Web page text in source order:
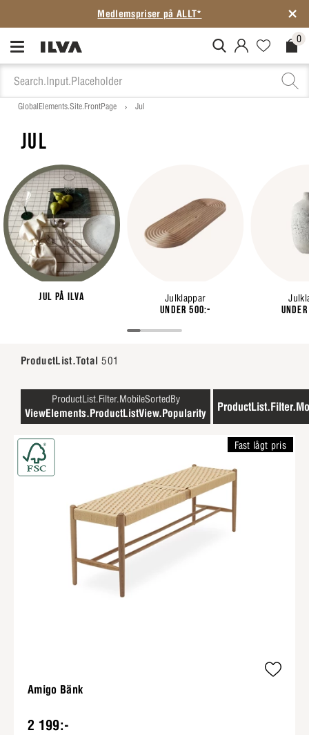
SISTA CHANSEN: Rean slutar på söndag
MitIlva.Login 0
GlobalElements.Site.FrontPage Jul
JUL
Jul på ILVA Julklappar
under 500:-
ProductList.Total 501
ProductList.Filter.MobileSortedBy
ViewElements.ProductListView.Popularity
Amigo Bänk
2 199:-
Fast lågt pris